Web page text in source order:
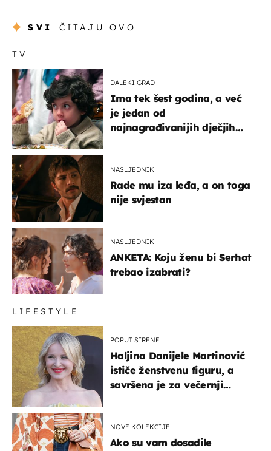
SVI ČITAJU OVO
TV
DALEKI GRAD
Ima tek šest godina, a već
je jedan od
najnagrađivanijih dječjih
NASLJEDNIK
Rade mu iza leđa, a on toga
nije svjestan
NASLJEDNIK
ANKETA: Koju ženu bi Serhat
trebao izabrati?
LIFESTYLE
POPUT SIRENE
Haljina Danijele Martinović
ističe ženstvenu figuru, a
savršena je za večernji
NOVE KOLEKCIJE
Ako su vam dosadile